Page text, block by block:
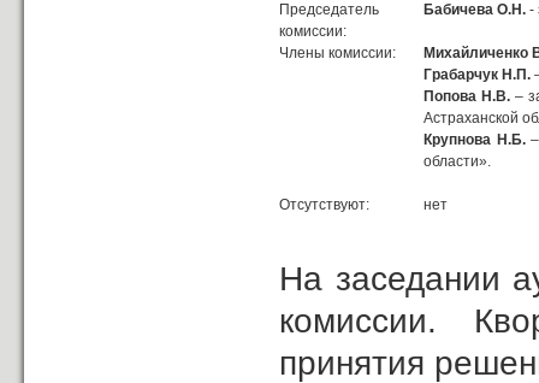
Председатель
комиссии:
Бабичева О.Н. -
Члены комиссии:
Михайличенко
Грабарчук Н.П.
Попова Н.В. –
Астраханской
Крупнова Н.Б.
области».
Отсутствуют: нет
На заседании
комиссии.
принятия